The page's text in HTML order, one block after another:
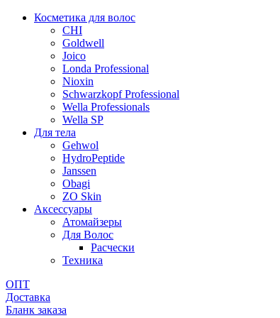
Косметика для волос
CHI
Goldwell
Joico
Londa Professional
Nioxin
Schwarzkopf Professional
Wella Professionals
Wella SP
Для тела
Gehwol
HydroPeptide
Janssen
Obagi
ZO Skin
Aксессуары
Атомайзеры
Для Волос
Расчески
Техника
ОПТ
Доставка
Бланк заказа